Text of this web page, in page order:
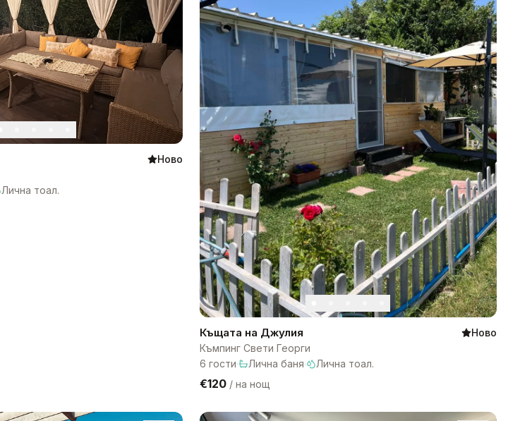
Ново
Лична тоал.
Къщата на Джулия
Ново
Къмпинг Свети Георги
6 гости· Лична баня· Лична тоал.
€120/ на нощ